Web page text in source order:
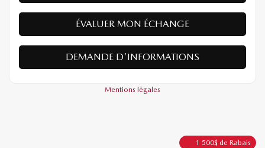
ÉVALUER MON ÉCHANGE
DEMANDE D'INFORMATIONS
Mentions légales
1 500$ de Rabais